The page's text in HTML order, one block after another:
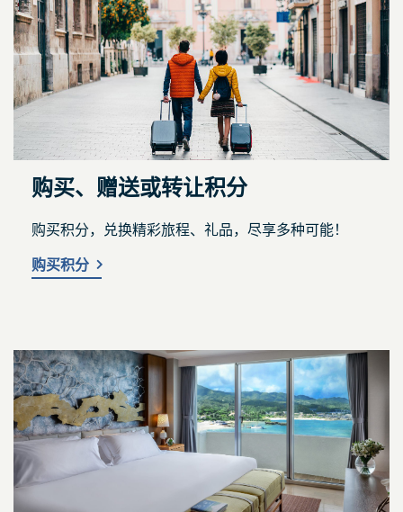
购买、赠送或转让积分
购买积分，兑换精彩旅程、礼品，尽享多种可能！
购买积分